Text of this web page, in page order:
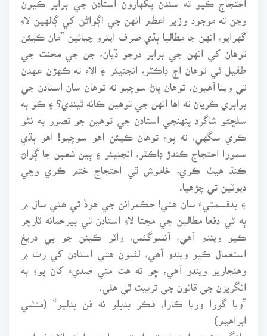
وڃن ته موجود وزير اعظم انهن جي اڳواڻن کي ڳالهين لاءِ
گهرايو، انهن جا مطالبا ٻڌي صرف ايترو چيائين ”مان ڪيئن
توهان کي انهن جي برابر درجو ڏيان، جن جي محنت جي
طفيل ئي توهان اڄ ڊاڪٽر، انجنيئر ۽ الاءِ ته ڪهڙن عهدن
تي ويٺا آهيون. توهان پاڻ سوچيو ته توهان سان استادن جي
برابري ڪريان ته اها انهن جي توهين ڪانه ٿيندي؟ ۽ ڪو به
سلڇڻو شاگرد پنهنجي استادن جي توهين جو تصور به نٿو
ڪري سگهي، ته پوءِ توهان ڪيئن اهو سوچيو! اهو ٻڌي
سمورا احتجاج ڪندڙ ڊاڪٽر، انجنيئر ۽ ٻين شعبن جا ڳواڻ
ڪنڌ هيٺ ڪري، خاموش ٿي احتجاج ختم ڪري وڃي
ڊيوٽين تي چڙهيا.
۽ بدقسمتيءَ سان هتي! حڪمرانن جي هوڏ تي هتي سال ۾
ٻه ٽي دفعا مطالبن جي مڃتا لاءِ استادن تي بيرحمانه ٽارچر
ڪيو ويندو آهي، آنسوگئس، واٽر ڪينن جو بي دريغ
استعمال ڪيو ويندو آهي، لٺيون هڻي استادن کي رت ۾
وهنجاريو ويندو آهي، ڇو ته هت مني صديءَ کان پوءِ به
انگريزن جي قانون جي تربيت ٿي هلي.
”ويا گورا وريا ڪارا، فڪر بدبلو نه فن بدليو“ (منشي
ابراهيم)
وانگر هٿ هر احتجاج تي امرتسر واري جليانو الاباغ واري